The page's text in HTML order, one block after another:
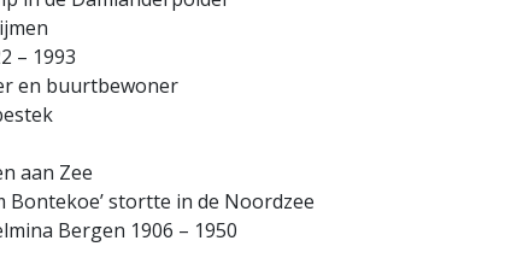
– 1993
en buurtbewoner
aan Zee
Bontekoe’ stortte in de Noordzee
Bergen 1906 – 1950